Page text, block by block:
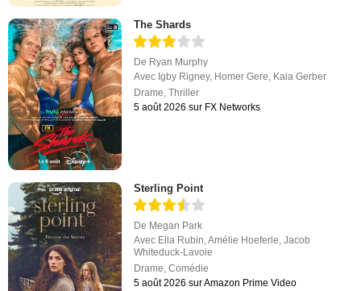
The Shards
De Ryan Murphy
Avec Igby Rigney, Homer Gere, Kaia Gerber
Drame,Thriller
5 août 2026 sur FX Networks
Sterling Point
De Megan Park
Avec Ella Rubin,Amélie Hoeferle,Jacob
Whiteduck-Lavoie
Drame,Comédie
5 août 2026 sur Amazon Prime Video